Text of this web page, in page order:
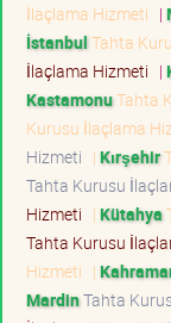
İlaçlama Hizmeti |
İstanbulTahta
İlaçlama Hizmeti |
KastamonuTahta
Kurusu İlaçlama
Hizmeti | Kırşehir
Tahta Kurusu
Hizmeti | Kütahya
Tahta Kurusu
Hizmeti |
MardinTahta